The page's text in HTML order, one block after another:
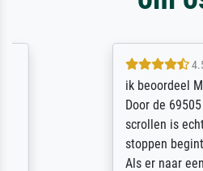
4.5 / 5
ik beoordeel
Door de 69505
scrollen is echter
stoppen begint het weer
Als er naar een bepaalde